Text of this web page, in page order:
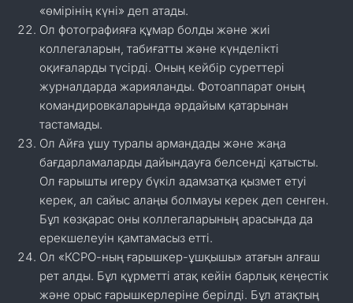
«өмірінің күні» деп атады.
Ол фотографияға құмар болды және жиі
коллегаларын, табиғатты және күнделікті
оқиғаларды түсірді. Оның кейбір суреттері
журналдарда жарияланды. Фотоаппарат оның
командировкаларында әрдайым қатарынан
тастамады.
Ол Айға ұшу туралы армандады және жаңа
бағдарламаларды дайындауға белсенді қатысты.
Ол ғарышты игеру бүкіл адамзатқа қызмет етуі
керек, ал сайыс алаңы болмауы керек деп сенген.
Бұл көзқарас оны коллегаларының арасында да
ерекшелеуін қамтамасыз етті.
Ол «КСРО-ның ғарышкер-ұшқышы» атағын алғаш
рет алды. Бұл құрметті атақ кейін барлық кеңестік
және орыс ғарышкерлеріне берілді. Бұл атақтың